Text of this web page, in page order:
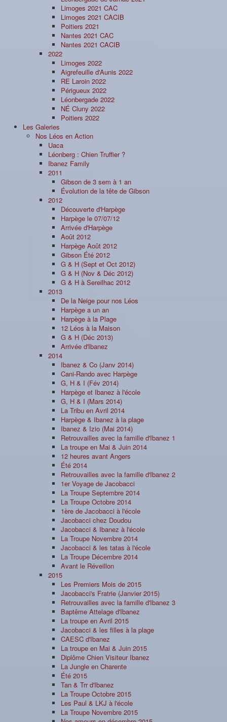
Limoges 2021 CAC
Limoges 2021 CACIB
Poitiers 2021
Nantes 2021 CAC
Nantes 2021 CACIB
2022
Limoges 2022
Aigrefeuille d'Aunis 2022
RE Laroin 2022
Périgueux 2022
Léonbergade 2022
NÉ Cluny 2022
Poitiers 2022
Les Galeries
Nos Léos en Action
Uaca
Léonberg : Chien Truffier ?
Ibanez Family
2011
Gibson de 3 sem à 1 an
Évolution de la tête de Gibson
2012
Découverte d'Harpège
Harpège le 07/07/12
Arrivée d'Harpège
Août 2012
Harpège Août 2012
Gibson Été 2012
G & H (Sept et Oct 2012)
G & H (Nov & Déc 2012)
G & H à Sereilhac 2012
2013
De la Neige pour nos Léos
Harpège a un an
Harpège à la Plage
12 Léos à la Maison
G & H (Déc 2013)
Arrivée d'Ibanez
2014
Ibanez & Co (Janv 2014)
Cani-Rando avec Harpège
G, H & I (Fév 2014)
Harpège et Ibanez à l'école
G, H & I (Mars 2014)
La Tribu en Avril 2014
Harpège & Ibanez à la plage
Ibanez & Izio (Mai 2014)
Retrouvailles avec la famille d'Ibanez 1
La troupe en Mai & Juin 2014
12 heures avant Angers
Été 2014
Retrouvailles avec la famille d'Ibanez 2
1er Voyage de Jacobacci
La Troupe Septembre 2014
La Troupe Octobre 2014
1ère de Jacobacci à l'école
Jacobacci chez Doudou
Jacobacci & Ibanez à l'école
La Troupe Novembre 2014
Jacobacci & les tatas à l'école
La Troupe Décembre 2014
Avant le Réveillon
2015
Les Premiers Mois de 2015
Jacobacci's Fratrie (Janvier 2015)
Retrouvailles avec la famille d'Ibanez 3
Baptême Attelage d'Ibanez
La troupe en Avril 2015
Jacobacci & les filles à la plage
CAESC d'Ibanez
La troupe en Mai & Juin 2015
Diplôme Chien Visiteur Ibanez
La Jungle en Charente
Été 2015
Tan & Trr d'Ibanez
La Troupe Octobre 2015
Les Paul & LKJ à l'école
La Troupe Novembre 2015